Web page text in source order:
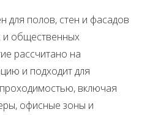
для полов, стен и фасадов
и общественных
рассчитано на
и подходит для
включая
офисные зоны и